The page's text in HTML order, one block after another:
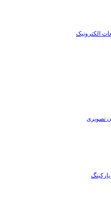
الکترونیک
تصویری